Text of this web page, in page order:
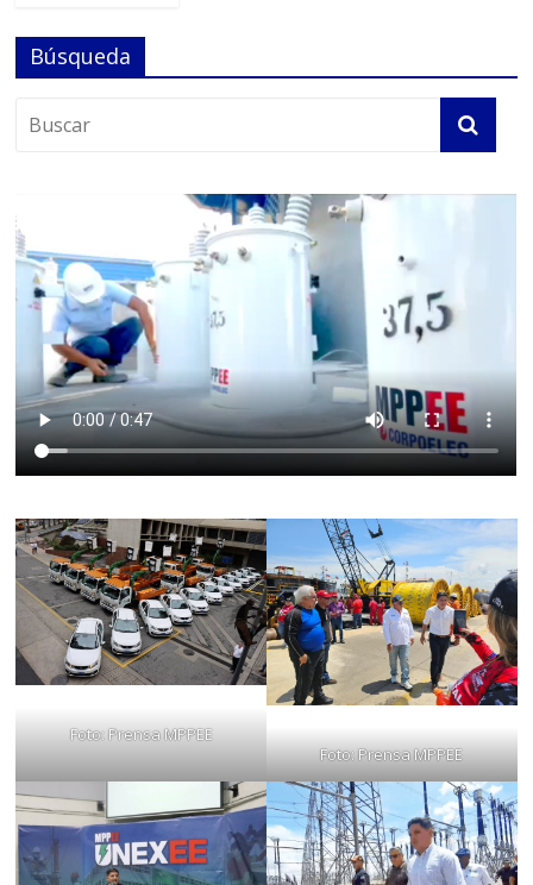
Búsqueda
Foto: Prensa MPPEE
Foto: Prensa MPPEE